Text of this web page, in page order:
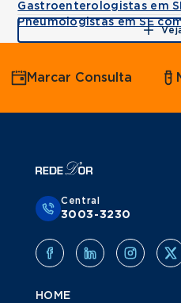
Gastroenterologistas em
Pneumologistas em SE
Marcar Consulta
Central
3003-3230
HOME